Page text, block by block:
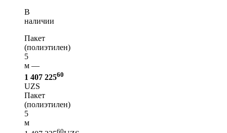
В
наличии
Пакет
(полиэтилен)
5
м —
1 407 22560
UZS
Пакет
(полиэтилен)
5
м
60